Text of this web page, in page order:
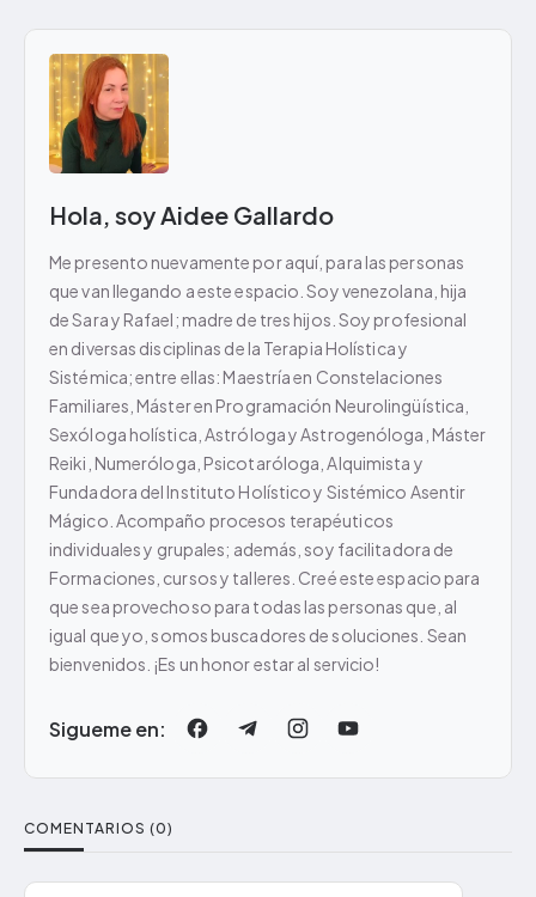
Hola, soy Aidee Gallardo
Me presento nuevamente por aquí, para las personas
que van llegando a este espacio. Soy venezolana, hija
de Sara y Rafael; madre de tres hijos. Soy profesional
en diversas disciplinas de la Terapia Holística y
Sistémica; entre ellas: Maestría en Constelaciones
Familiares, Máster en Programación Neurolingüística,
Sexóloga holística, Astróloga y Astrogenóloga, Máster
Reiki, Numeróloga, Psicotaróloga, Alquimista y
Fundadora del Instituto Holístico y Sistémico Asentir
Mágico. Acompaño procesos terapéuticos
individuales y grupales; además, soy facilitadora de
Formaciones, cursos y talleres. Creé este espacio para
que sea provechoso para todas las personas que, al
igual que yo, somos buscadores de soluciones. Sean
bienvenidos. ¡Es un honor estar al servicio!
Sigueme en:
COMENTARIOS (0)